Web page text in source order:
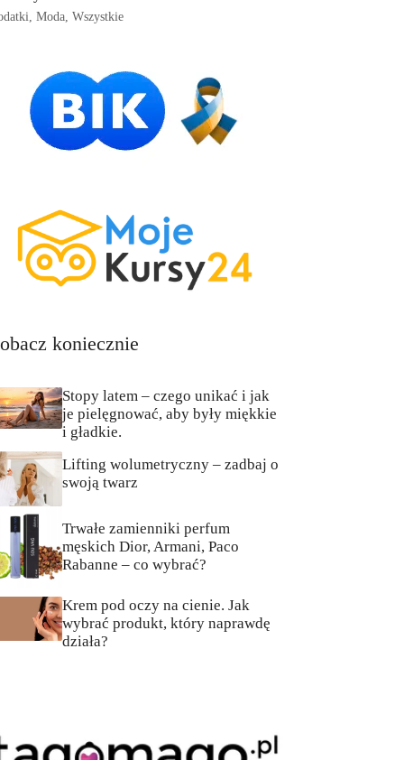
,Moda,Wszystkie
koniecznie
Stopy latem – czego unikać i jak
je pielęgnować, aby były miękkie
i gładkie.
Lifting wolumetryczny – zadbaj o
swoją twarz
Trwałe zamienniki perfum
męskich Dior, Armani, Paco
Rabanne – co wybrać?
Krem pod oczy na cienie. Jak
wybrać produkt, który naprawdę
działa?